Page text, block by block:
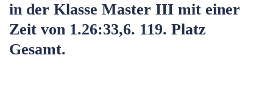
in der Klasse Master III mit einer
Zeit von 1.26:33,6. 119. Platz
Gesamt.